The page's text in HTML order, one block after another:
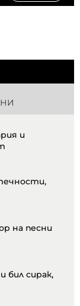
и
на песни
бил сирак,